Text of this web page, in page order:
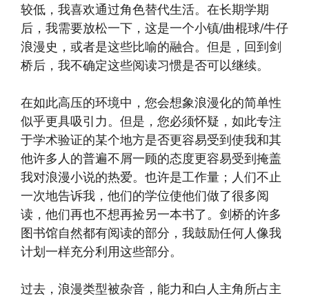
较低，我喜欢通过角色替代生活。在长期学期
后，我需要放松一下，这是一个小镇/曲棍球/牛仔
浪漫史，或者是这些比喻的融合。但是，回到剑
桥后，我不确定这些阅读习惯是否可以继续。
在如此高压的环境中，您会想象浪漫化的简单性
似乎更具吸引力。但是，您必须怀疑，如此专注
于学术验证的某个地方是否更容易受到使我和其
他许多人的普遍不屑一顾的态度更容易受到掩盖
我对浪漫小说的热爱。也许是工作量；人们不止
一次地告诉我，他们的学位使他们做了很多阅
读，他们再也不想再捡另一本书了。剑桥的许多
图书馆自然都有阅读的部分，我鼓励任何人像我
计划一样充分利用这些部分。
过去，浪漫类型被杂音，能力和白人主角所占主